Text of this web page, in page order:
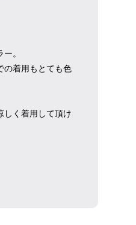
。
の着用もとても色
しく着用して頂け